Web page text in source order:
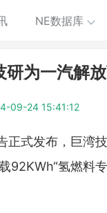
NE数据库
研为一汽解
09-24 15:41:12
正式发布，巨湾
92KWh“氢燃料